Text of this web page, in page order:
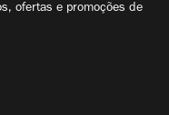
ofertas e promoções de